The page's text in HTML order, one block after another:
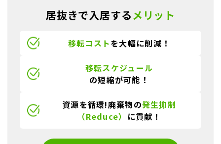
居抜きで入居するメリット
移転コストを大幅に削減！
移転スケジュール
の短縮が可能！
資源を循環!廃棄物の発生抑制
（Reduce）
に貢献！